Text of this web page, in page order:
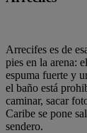
Arrecifes es de
pies en la arena:
espuma fuerte y
el baño está
caminar, sacar
Caribe se pone
sendero.